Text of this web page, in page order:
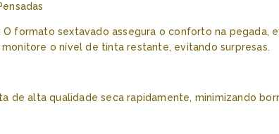
O formato sextavado assegura o conforto na pegada,
o nível de tinta restante, evitando surpresas.
de alta qualidade seca rapidamente, minimizando